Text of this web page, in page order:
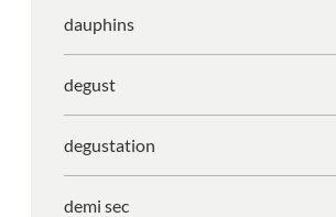
dauphins
degust
degustation
demi sec